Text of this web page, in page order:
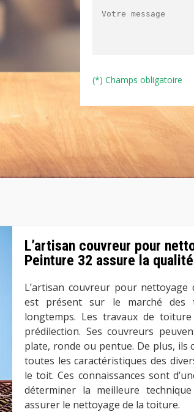
(*) Champs obligatoire
L’artisan couvreur pour
Peinture 32 assure la
L’artisan couvreur pour
est présent sur le marché des
longtemps. Les travaux de
prédilection. Ses couvreurs
plate, ronde ou pentue. De plus,
toutes les caractéristiques des
le toit. Ces connaissances sont
déterminer la meilleure
assurer le nettoyage de la toiture.